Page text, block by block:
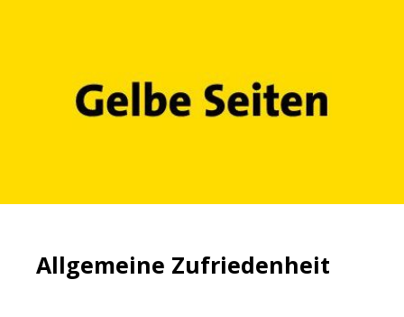
Allgemeine Zufriedenheit